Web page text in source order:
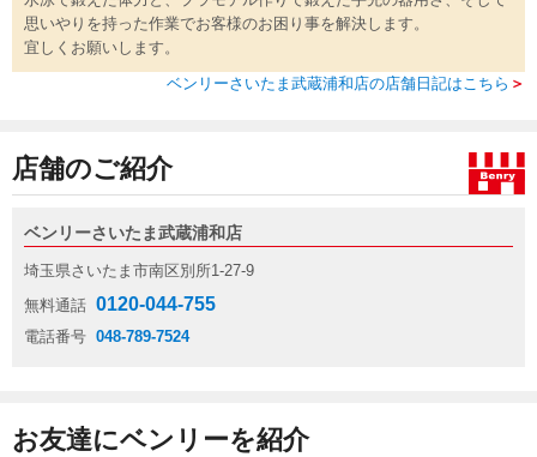
思いやりを持った作業でお客様のお困り事を解決します。
宜しくお願いします。
ベンリーさいたま武蔵浦和店の店舗日記はこちら ＞
店舗のご紹介
ベンリーさいたま武蔵浦和店
埼玉県さいたま市南区別所1-27-9
無料通話 0120-044-755
電話番号 048-789-7524
お友達にベンリーを紹介